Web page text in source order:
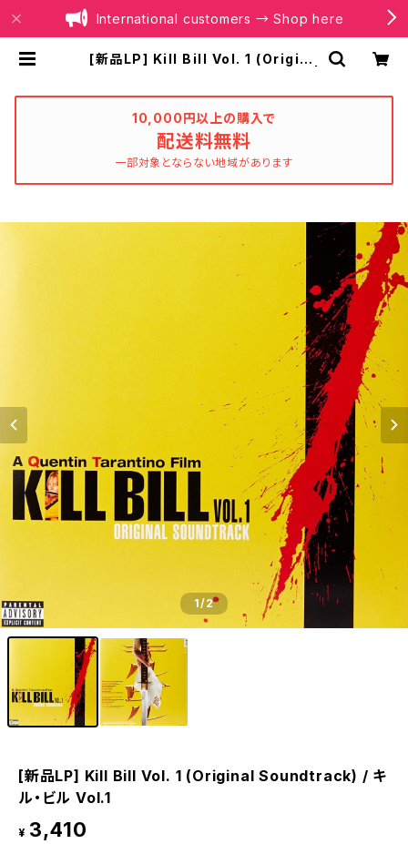
International customers → Shop here
[新品LP] Kill Bill Vol. 1 (Origina
10,000円以上の購入で
配送料無料
一部対象とならない地域があります
1/2
[新品LP] Kill Bill Vol. 1 (Original Soundtrack) / キ
ル・ビル Vol.1
¥ 3,410